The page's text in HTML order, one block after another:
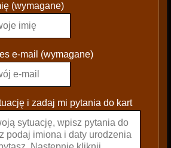
(wymagane)
e-mail (wymagane)
i zadaj mi pytania do kart